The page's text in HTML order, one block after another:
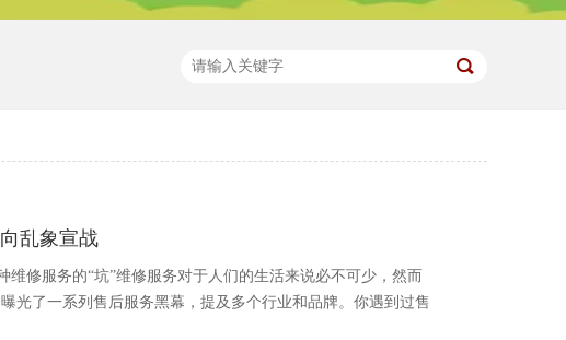
乱象宣战
修服务的“坑”维修服务对于人们的生活来说必不可少，然而
光了一系列售后服务黑幕，提及多个行业和品牌。你遇到过售